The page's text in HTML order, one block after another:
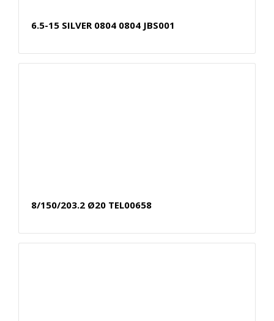
6.5-15 SILVER 0804 0804 JBS001
8/150/203.2 Ø20 TEL00658